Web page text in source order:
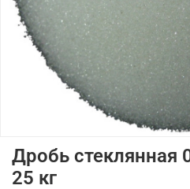
Дробь стеклянная
25 кг